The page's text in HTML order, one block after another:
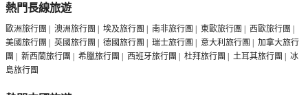
熱門長線旅遊
歐洲旅行團 | 澳洲旅行團 | 埃及旅行團 | 南非旅行團 | 東歐旅行團 | 西歐旅行團 |
美國旅行團 | 英國旅行團 | 德國旅行團 | 瑞士旅行團 | 意大利旅行團 | 加拿大旅行
團 | 新西蘭旅行團 | 希臘旅行團 | 西班牙旅行團 | 杜拜旅行團 | 土耳其旅行團 | 冰
島旅行團